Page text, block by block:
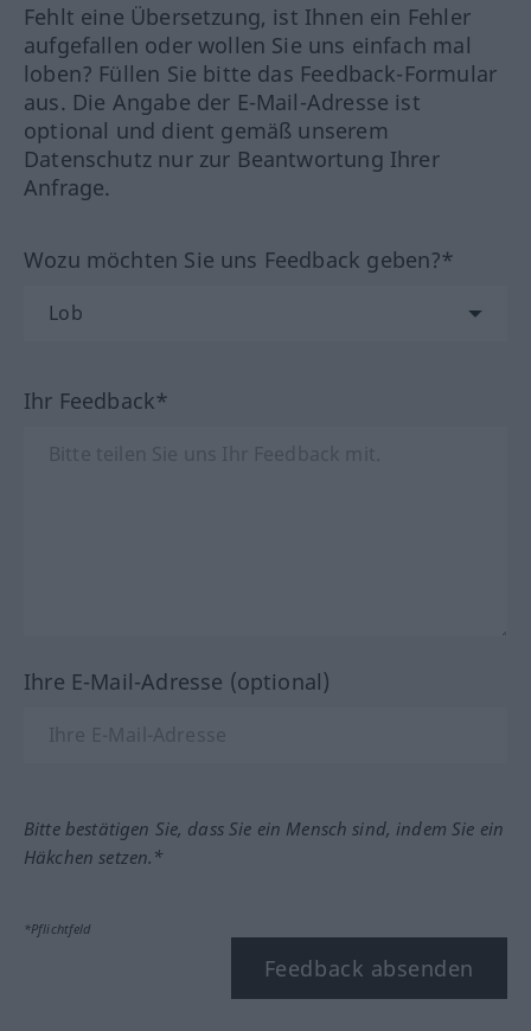
Fehlt eine Übersetzung, ist Ihnen ein Fehler
aufgefallen oder wollen Sie uns einfach mal
loben? Füllen Sie bitte das Feedback-Formular
aus. Die Angabe der E-Mail-Adresse ist
optional und dient gemäß unserem
Datenschutz nur zur Beantwortung Ihrer
Anfrage.
Wozu möchten Sie uns Feedback geben?*
Ihr Feedback*
Ihre E-Mail-Adresse (optional)
Bitte bestätigen Sie, dass Sie ein Mensch sind, indem Sie ein
Häkchen setzen.*
*Pflichtfeld
Feedback absenden